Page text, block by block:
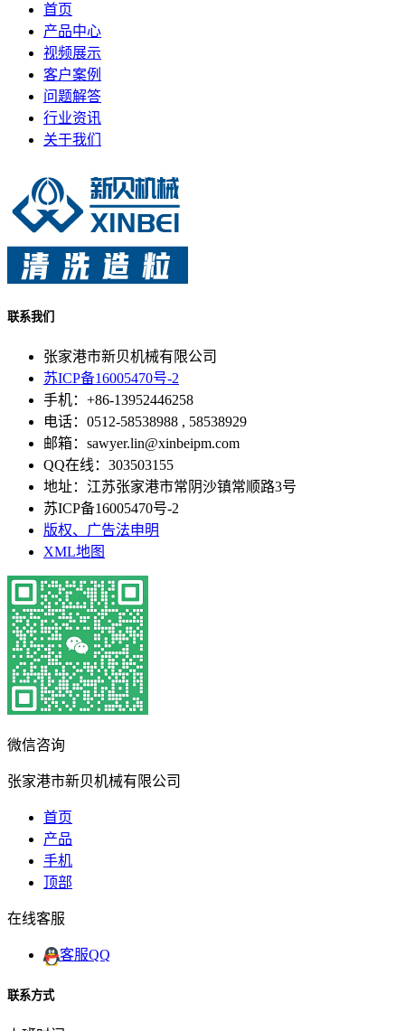
首页
产品中心
视频展示
客户案例
问题解答
行业资讯
关于我们
联系我们
张家港市新贝机械有限公司
苏ICP备16005470号-2
手机：+86-13952446258
电话：0512-58538988 , 58538929
邮箱：sawyer.lin@xinbeipm.com
QQ在线：303503155
地址：江苏张家港市常阴沙镇常顺路3号
苏ICP备16005470号-2
版权、广告法申明
XML地图
微信咨询
张家港市新贝机械有限公司
首页
产品
手机
顶部
在线客服
客服QQ
联系方式